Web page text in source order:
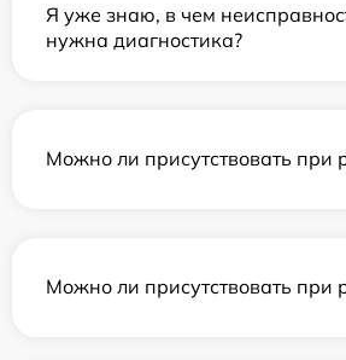
Я уже знаю, в чем
нужна диагностика?
Можно ли присутствовать при
Можно ли присутствовать при